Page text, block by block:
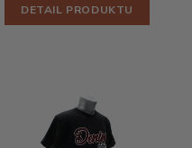
DETAIL PRODUKTU